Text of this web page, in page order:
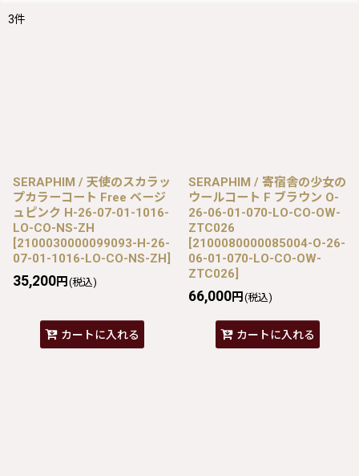
3件
SERAPHIM / 天使のスカラッ
プカラーコート Free ベージ
ュピンク H-26-07-01-1016-
LO-CO-NS-ZH
[2100030000099093-H-26-
07-01-1016-LO-CO-NS-ZH]
35,200円 (税込)
カートに入れる
SERAPHIM / 寄宿舎の少女の
ウールコート F ブラウン O-
26-06-01-070-LO-CO-OW-
ZTC026
[2100080000085004-O-26-
06-01-070-LO-CO-OW-
ZTC026]
66,000円 (税込)
カートに入れる